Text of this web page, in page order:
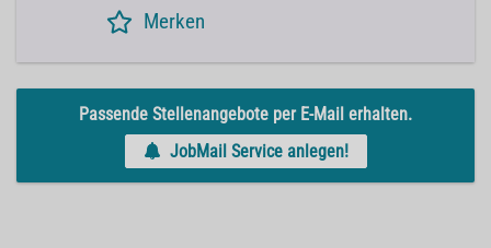
Merken
Passende Stellenangebote per E-Mail erhalten.
JobMail Service anlegen!